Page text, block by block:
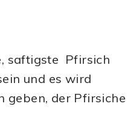
saftigste Pfirsich
und es wird
geben, der Pfirsiche